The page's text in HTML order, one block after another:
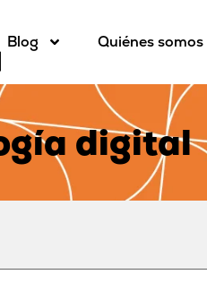
Blog Quiénes somos
digital